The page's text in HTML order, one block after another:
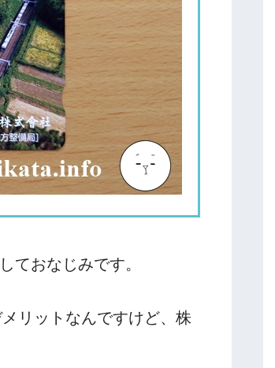
ておなじみです。
リットなんですけど、株